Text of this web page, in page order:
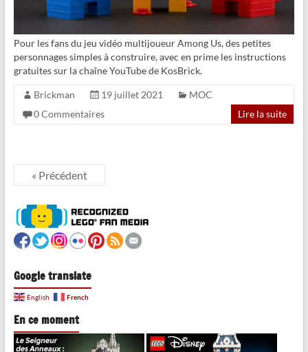
Pour les fans du jeu vidéo multijoueur Among Us, des petites
personnages simples à construire, avec en prime les instructions
gratuites sur la chaîne YouTube de KosBrick.
Brickman 19 juillet 2021
MOC
0 Commentaires
Lire la suite
« Précédent
Google translate
English French
En ce moment